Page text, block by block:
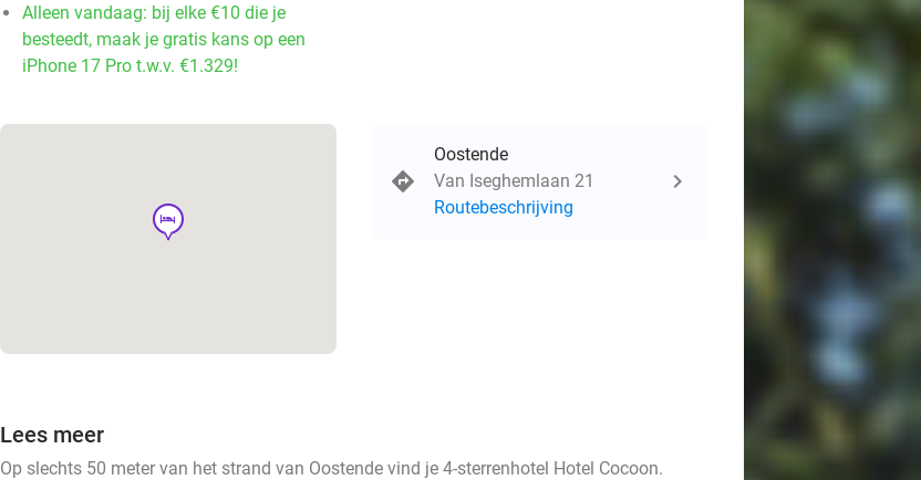
Alleen vandaag: bij elke €10 die je
besteedt, maak je gratis kans op een
iPhone 17 Pro t.w.v. €1.329!
hotel
Oostende
Van Iseghemlaan 21
Routebeschrijving
Lees meer
Op slechts 50 meter van het strand van Oostende vind je 4-sterrenhotel Hotel Cocoon.